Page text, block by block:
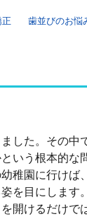
正 歯並びのお悩
した。その中
いう根本的な
稚園に行けば
を目にします。
開けるだけ